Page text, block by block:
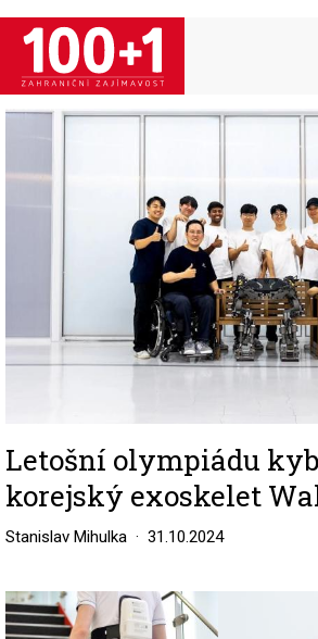
Přejít
hlavnímu
obsahu
Letošní olympiádu
korejský exoskelet
Stanislav Mihulka 31.10.2024
Image